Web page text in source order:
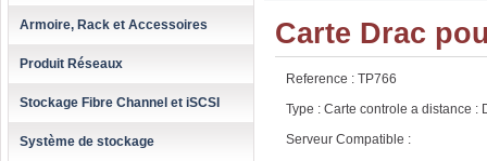
Armoire, Rack et Accessoires
Produit Réseaux
Stockage Fibre Channel et iSCSI
Système de stockage
Carte Drac
Reference : TP766
Type : Carte controle a distance :
Serveur Compatible :